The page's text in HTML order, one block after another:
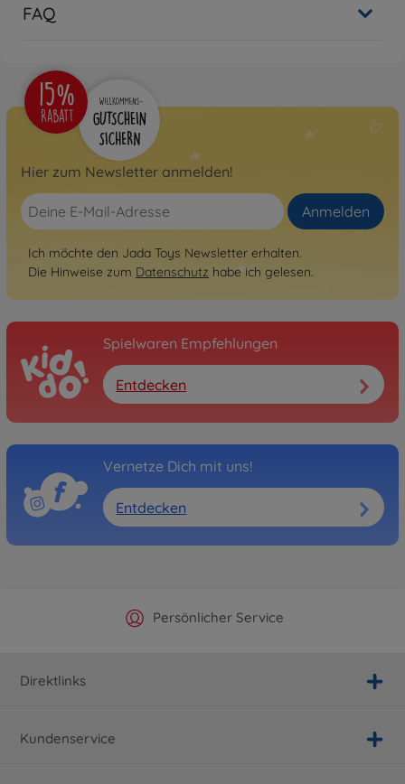
FAQ
Hier zum Newsletter anmelden!
Anmelden
Ich möchte den Jada Toys Newsletter erhalten.
Die Hinweise zum Datenschutz habe ich gelesen.
Spielwaren Empfehlungen
Entdecken
Vernetze Dich mit uns!
Entdecken
Offizieller Hersteller Shop
Persönlicher Service
Versandkostenfrei ab 25€
Schnelle Lieferung
Direktlinks
Kundenservice